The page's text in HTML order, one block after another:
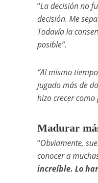
“La decisión no
decisión. Me
Todavía la
posible”.
“Al mismo
jugado más de
hizo crecer
Madurar
“Obviamente,
conocer a
increíble. Lo